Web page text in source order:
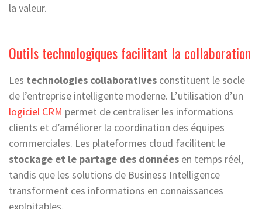
la valeur.
Outils technologiques facilitant la collaboration
Les technologies collaboratives constituent le socle
de l’entreprise intelligente moderne. L’utilisation d’un
logiciel CRM permet de centraliser les informations
clients et d’améliorer la coordination des équipes
commerciales. Les plateformes cloud facilitent le
stockage et le partage des données en temps réel,
tandis que les solutions de Business Intelligence
transforment ces informations en connaissances
exploitables.